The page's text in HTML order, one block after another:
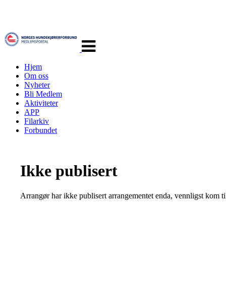
navigasjon
Hjem
Om oss
Nyheter
Bli Medlem
Aktiviteter
APP
Filarkiv
Forbundet
Ikke publisert
Arrangør har ikke publisert arrangementet enda, vennligst kom